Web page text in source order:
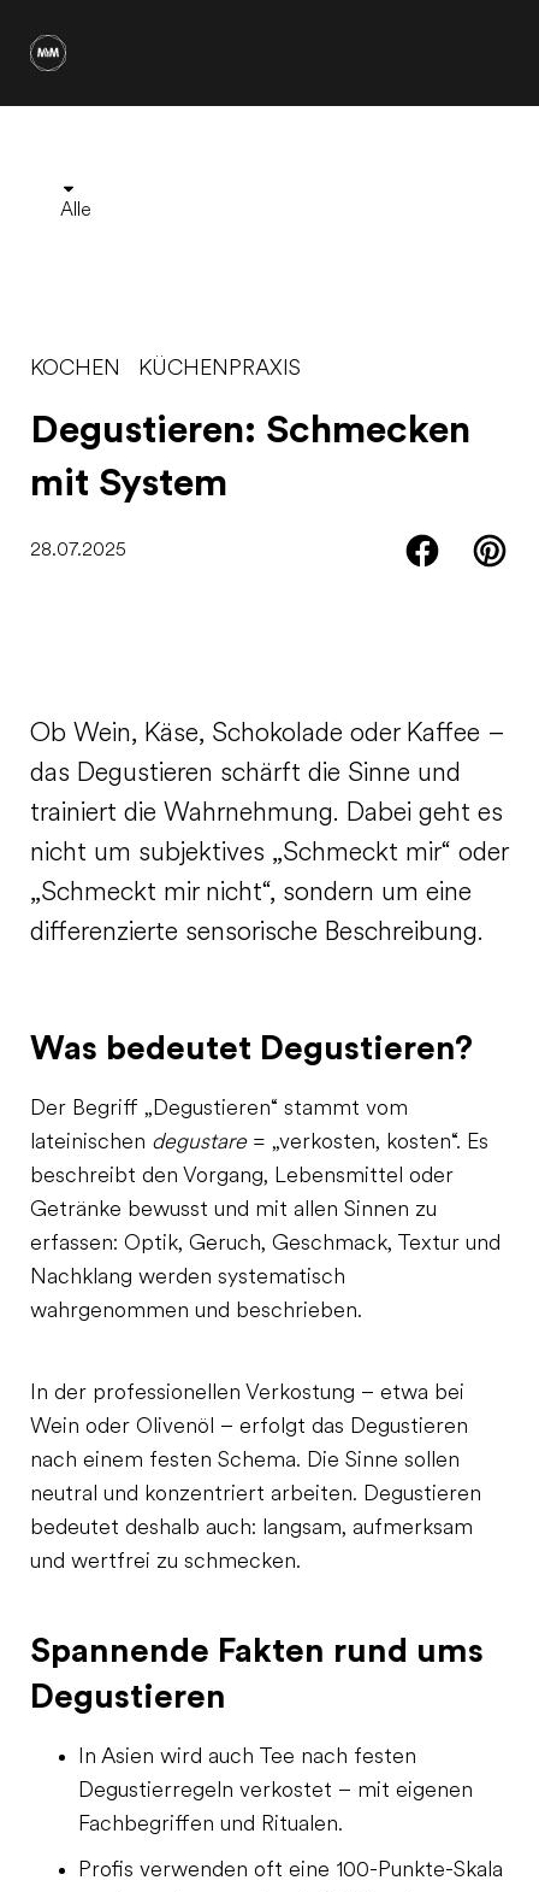
Alle
KOCHEN KÜCHENPRAXIS
Degustieren: Schmecken
mit System
28.07.2025
Ob Wein, Käse, Schokolade oder Kaffee –
das Degustieren schärft die Sinne und
trainiert die Wahrnehmung. Dabei geht es
nicht um subjektives „Schmeckt mir“ oder
„Schmeckt mir nicht“, sondern um eine
differenzierte sensorische Beschreibung.
Was bedeutet Degustieren?
Der Begriff „Degustieren“ stammt vom
lateinischen degustare= „verkosten, kosten“. Es
beschreibt den Vorgang, Lebensmittel oder
Getränke bewusst und mit allen Sinnen zu
erfassen: Optik, Geruch, Geschmack, Textur und
Nachklang werden systematisch
wahrgenommen und beschrieben.
In der professionellen Verkostung – etwa bei
Wein oder Olivenöl – erfolgt das Degustieren
nach einem festen Schema. Die Sinne sollen
neutral und konzentriert arbeiten. Degustieren
bedeutet deshalb auch: langsam, aufmerksam
und wertfrei zu schmecken.
Spannende Fakten rund ums
Degustieren
In Asien wird auch Tee nach festen
Degustierregeln verkostet – mit eigenen
Fachbegriffen und Ritualen.
Profis verwenden oft eine 100-Punkte-Skala